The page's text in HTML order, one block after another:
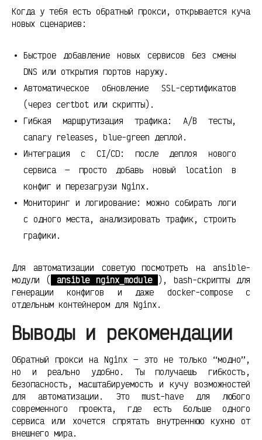
Когда у тебя есть обратный прокси, открывается куча
новых сценариев:
Быстрое добавление новых сервисов без смены
DNS или открытия портов наружу.
Автоматическое обновление SSL-сертификатов
(через certbot или скрипты).
Гибкая маршрутизация трафика: A/B тесты,
canary releases, blue-green деплой.
Интеграция с CI/CD: после деплоя нового
сервиса — просто добавь новый location в
конфиг и перезагрузи Nginx.
Мониторинг и логирование: можно собирать логи
с одного места, анализировать трафик, строить
графики.
Для автоматизации советую посмотреть на ansible-
модули (
ansible nginx_module
), bash-скрипты для
генерации конфигов и даже docker-compose с
отдельным контейнером для Nginx.
Выводы и рекомендации
Обратный прокси на Nginx — это не только “модно”,
но и реально удобно. Ты получаешь гибкость,
безопасность, масштабируемость и кучу возможностей
для автоматизации. Это must-have для любого
современного проекта, где есть больше одного
сервиса или хочется спрятать внутреннюю кухню от
внешнего мира.